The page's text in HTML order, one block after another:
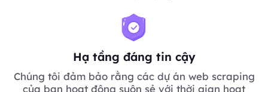
Hạ tầng đáng tin cậy
Chúng tôi đảm bảo rằng các dự án web scraping
của bạn hoạt động suôn sẻ với thời gian hoạt